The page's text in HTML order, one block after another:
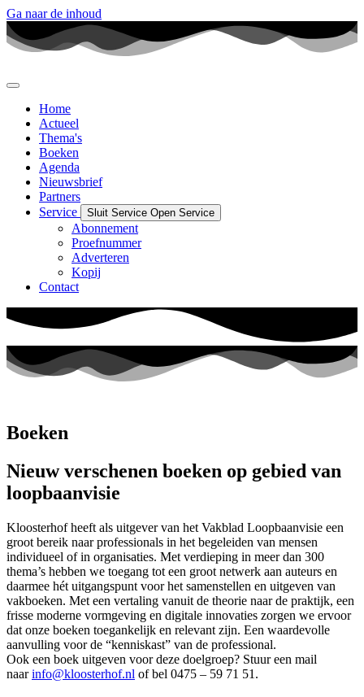
Ga naar de inhoud
Home
Actueel
Thema's
Boeken
Agenda
Nieuwsbrief
Partners
Service
Sluit Service Open Service
Abonnement
Proefnummer
Adverteren
Kopij
Contact
Boeken
Nieuw verschenen boeken op gebied van
loopbaanvisie
Kloosterhof heeft als uitgever van het Vakblad Loopbaanvisie een
groot bereik naar professionals in het begeleiden van mensen
individueel of in organisaties. Met verdieping in meer dan 300
thema’s hebben we toegang tot een groot netwerk aan auteurs en
daarmee hét uitgangspunt voor het samenstellen en uitgeven van
vakboeken. Met een vertaling vanuit de theorie naar de praktijk, een
frisse moderne vormgeving en digitale innovaties zorgen we ervoor
dat onze boeken toegankelijk en relevant zijn. Een waardevolle
aanvulling voor de “kenniskast” van de professional.
Ook een boek uitgeven voor deze doelgroep? Stuur een mail
naarinfo@kloosterhof.nl of bel 0475 – 59 71 51.